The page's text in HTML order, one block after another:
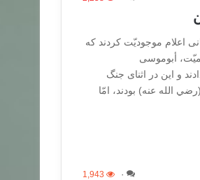
اعلام موجوديّت كردند كه
أبوموسى
و اين در اثناى جنگ
الله عنه) بودند، امّا
۰ 1,943